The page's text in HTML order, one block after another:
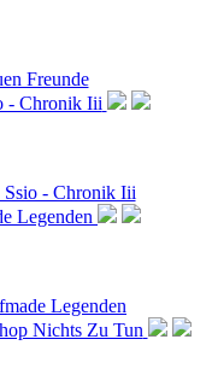
Freunde
- Chronik Iii
Legenden